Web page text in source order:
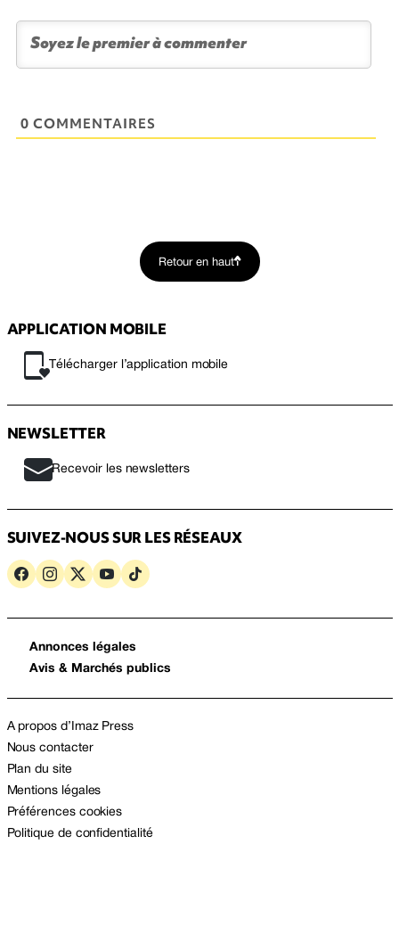
0 COMMENTAIRES
Retour en haut
APPLICATION MOBILE
Télécharger l’application mobile
NEWSLETTER
Recevoir les newsletters
SUIVEZ-NOUS SUR LES RÉSEAUX
Annonces légales
Avis & Marchés publics
A propos d’Imaz Press
Nous contacter
Plan du site
Mentions légales
Préférences cookies
Politique de confidentialité